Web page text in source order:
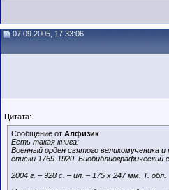
07.09.2005, 17:33:06
Цитата:
Сообщение от Алфизик
Есть такая книга:
Военный орден святого великомученика
списки 1769-1920. Биобиблиографический
2004 г. – 928 с. – ил. – 175 х 247 мм. Т. обл.